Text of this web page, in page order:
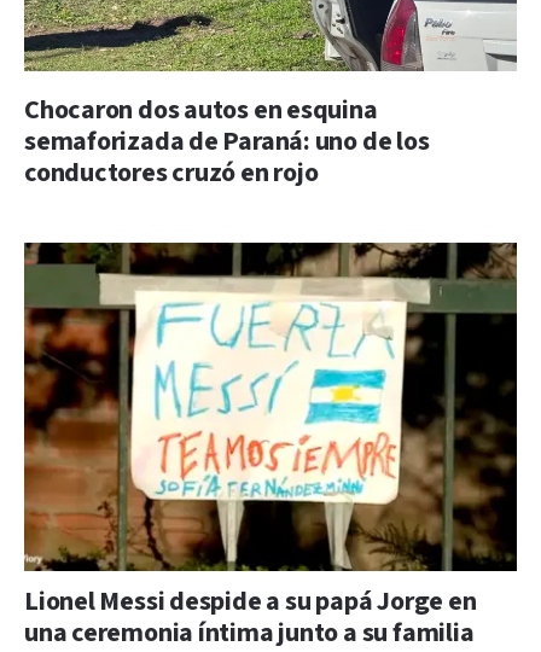
Chocaron dos autos en esquina
semaforizada de Paraná: uno de los
conductores cruzó en rojo
Lionel Messi despide a su papá Jorge en
una ceremonia íntima junto a su familia